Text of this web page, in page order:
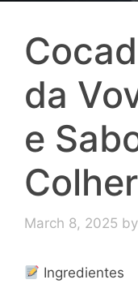
da
e
March 8, 2025 by
Ingredientes